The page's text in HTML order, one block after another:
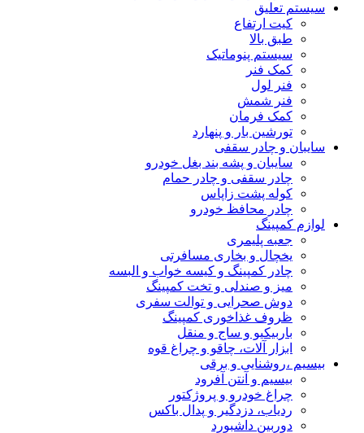
سیستم تعلیق
کیت ارتفاع
طبق بالا
سیستم پنوماتیک
کمک فنر
فنر لول
فنر شمش
کمک فرمان
تورشین بار و پنهارد
سایبان و چادر سقفی
سایبان و پشه بند بغل خودرو
چادر سقفی و چادر حمام
کوله پشت زاپاس
چادر محافظ خودرو
لوازم کمپینگ
جعبه پلیمری
یخچال و بخاری مسافرتی
چادر کمپینگ و کیسه خواب و البسه
میز و صندلی و تخت کمپینگ
دوش صحرایی و توالت سفری
ظروف غذاخوری کمپینگ
باربیکیو و ساج و منقل
ابزار آلات، چاقو و چراغ قوه
بیسیم ،روشنایی و برقی
بیسیم و آنتن آفرود
چراغ خودرو و پروژکتور
ردیاب، دزدگیر و پدال باکس
دوربین داشبورد